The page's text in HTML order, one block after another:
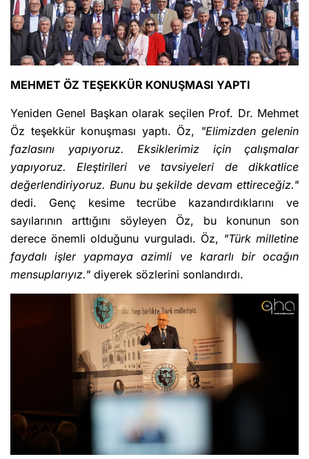
MEHMET ÖZ TEŞEKKÜR KONUŞMASI YAPTI
Yeniden Genel Başkan olarak seçilen Prof. Dr. Mehmet
Öz teşekkür konuşması yaptı. Öz, "Elimizden gelenin
fazlasını yapıyoruz. Eksiklerimiz için çalışmalar
yapıyoruz. Eleştirileri ve tavsiyeleri de dikkatlice
değerlendiriyoruz. Bunu bu şekilde devam ettireceğiz."
dedi. Genç kesime tecrübe kazandırdıklarını ve
sayılarının arttığını söyleyen Öz, bu konunun son
derece önemli olduğunu vurguladı. Öz, "Türk milletine
faydalı işler yapmaya azimli ve kararlı bir ocağın
mensuplarıyız." diyerek sözlerini sonlandırdı.